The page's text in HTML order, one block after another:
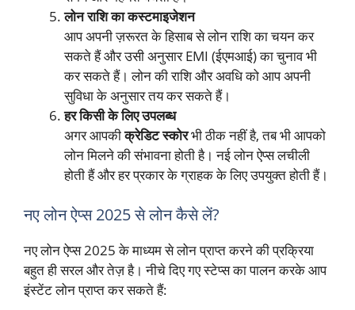
लोन राशि का कस्टमाइजेशन
आप अपनी ज़रूरत के हिसाब से लोन राशि का चयन कर
सकते हैं और उसी अनुसार EMI (ईएमआई) का चुनाव भी
कर सकते हैं। लोन की राशि और अवधि को आप अपनी
सुविधा के अनुसार तय कर सकते हैं।
हर किसी के लिए उपलब्ध
अगर आपकीक्रेडिट स्कोरभी ठीक नहीं है, तब भी आपको
लोन मिलने की संभावना होती है। नई लोन ऐप्स लचीली
होती हैं और हर प्रकार के ग्राहक के लिए उपयुक्त होती हैं।
नए लोन ऐप्स 2025 से लोन कैसे लें?
नए लोन ऐप्स 2025 के माध्यम से लोन प्राप्त करने की प्रक्रिया
बहुत ही सरल और तेज़ है। नीचे दिए गए स्टेप्स का पालन करके आप
इंस्टेंट लोन प्राप्त कर सकते हैं: